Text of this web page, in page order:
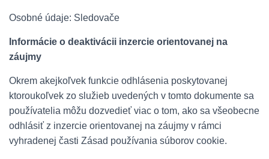
Osobné údaje: Sledovače
Informácie o deaktivácii inzercie orientovanej na
záujmy
Okrem akejkoľvek funkcie odhlásenia poskytovanej
ktoroukoľvek zo služieb uvedených v tomto dokumente sa
používatelia môžu dozvedieť viac o tom, ako sa všeobecne
odhlásiť z inzercie orientovanej na záujmy v rámci
vyhradenej časti Zásad používania súborov cookie.